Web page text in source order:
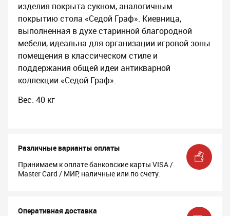
изделия покрыта сукном, аналогичным
покрытию стола «Седой Граф». Киевница,
выполненная в духе старинной благородной
мебели, идеальна для организации игровой зоны
помещения в классическом стиле и
поддержания общей идеи антикварной
коллекции «Седой Граф».
Вес: 40 кг
Различные варианты оплаты
Принимаем к оплате банковские карты VISA /
Master Card / МИР, наличные или по счету.
Оперативная доставка